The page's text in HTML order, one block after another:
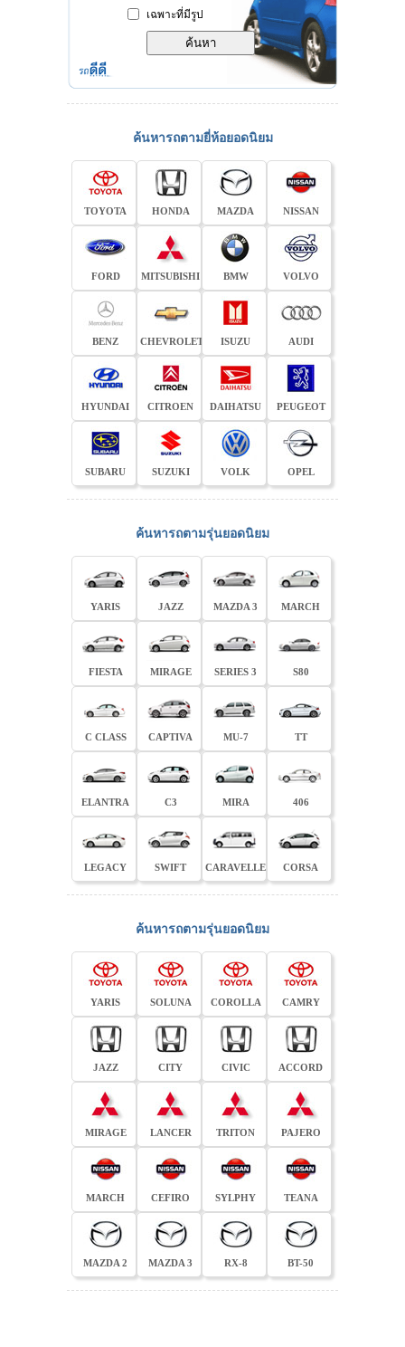
เฉพาะที่มีรูป
ค้นหารถตามยี่ห้อยอดนิยม
TOYOTA HONDA MAZDA NISSAN
FORD MITSUBISHI BMW VOLVO
BENZ CHEVROLET ISUZU AUDI
HYUNDAI CITROEN DAIHATSU PEUGEOT
SUBARU SUZUKI VOLK OPEL
ค้นหารถตามรุ่นยอดนิยม
YARIS JAZZ MAZDA 3 MARCH
FIESTA MIRAGE SERIES 3 S80
C CLASS CAPTIVA MU-7 TT
ELANTRA C3 MIRA 406
LEGACY SWIFT CARAVELLE CORSA
ค้นหารถตามรุ่นยอดนิยม
YARIS SOLUNA COROLLA CAMRY
JAZZ CITY CIVIC ACCORD
MIRAGE LANCER TRITON PAJERO
MARCH CEFIRO SYLPHY TEANA
MAZDA 2 MAZDA 3 RX-8 BT-50